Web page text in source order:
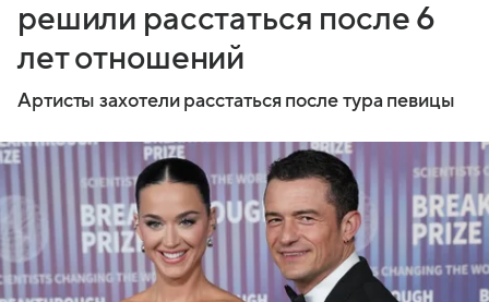
решили расстаться после 6
лет отношений
Артисты захотели расстаться после тура певицы